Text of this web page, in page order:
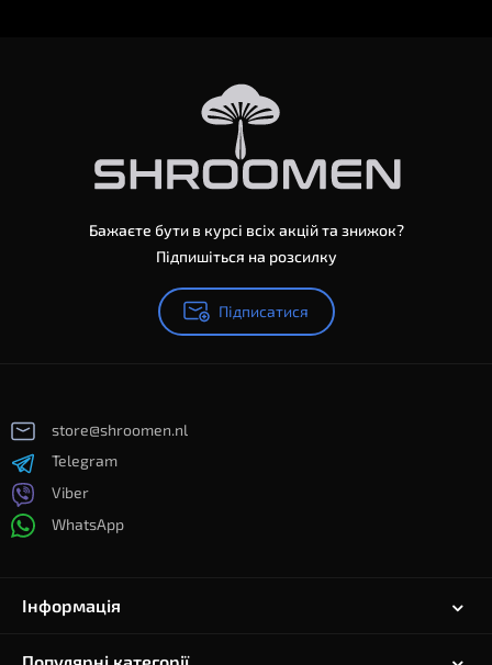
Бажаєте бути в курсі всіх акцій та знижок?
Підпишіться на розсилку
Підписатися
store@shroomen.nl
Telegram
Viber
WhatsApp
Інформація